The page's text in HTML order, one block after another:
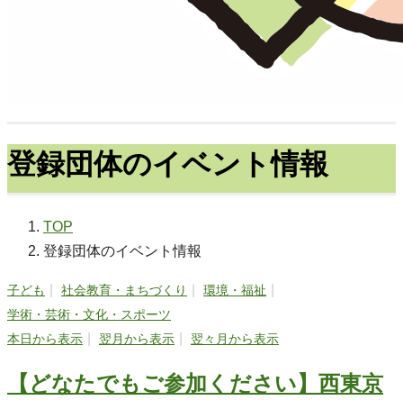
登録団体のイベント情報
TOP
登録団体のイベント情報
子ども 社会教育・まちづくり
環境・福祉
学術・芸術・文化・スポーツ
本日から表示
翌月から表示 翌々月から表示
【どなたでもご参加ください】西東京